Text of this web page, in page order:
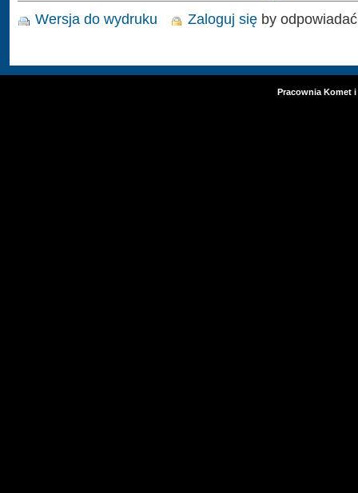
Wersja do wydruku Zaloguj się by odpowiadać
Pracownia Komet